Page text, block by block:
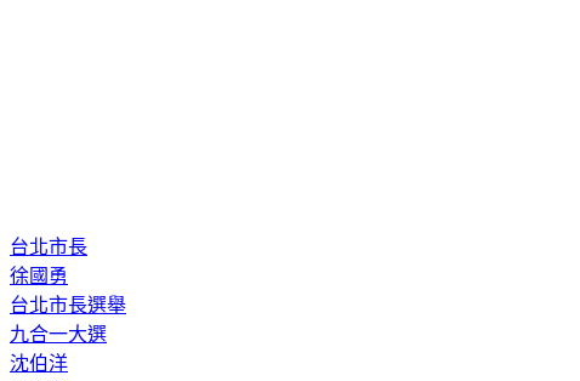
台北市長
徐國勇
台北市長選舉
九合一大選
沈伯洋